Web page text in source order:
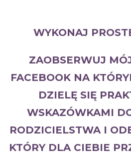
WYKONAJ
ZAOBSERWUJ
FACEBOOK NA
DZIELĘ SIĘ
WSKAZÓWKAMI
RODZICIELSTWA I
KTÓRY DLA CIEBIE